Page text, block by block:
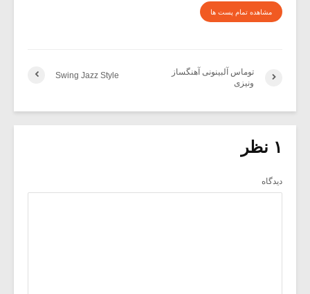
مشاهده تمام پست ها
Swing Jazz Style
توماس آلبینونی آهنگساز
ونیزی
۱ نظر
دیدگاه